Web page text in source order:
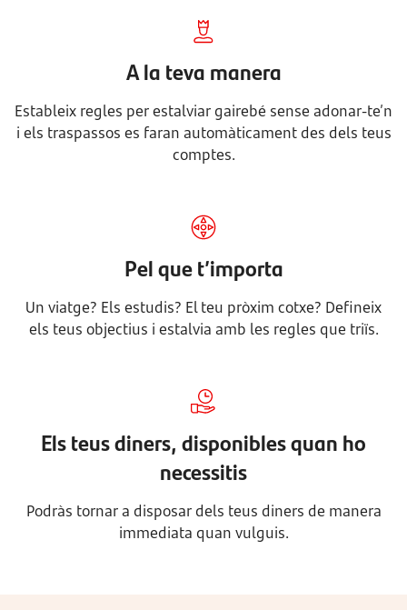
A la teva manera
Estableix regles per estalviar gairebé sense adonar-te’n
i els traspassos es faran automàticament des dels teus
comptes.
Pel que t’importa
Un viatge? Els estudis? El teu pròxim cotxe? Defineix
els teus objectius i estalvia amb les regles que triïs.
Els teus diners, disponibles quan ho
necessitis
Podràs tornar a disposar dels teus diners de manera
immediata quan vulguis.